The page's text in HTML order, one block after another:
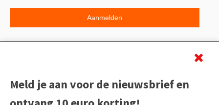
Meld je aan voor de nieuwsbrief en